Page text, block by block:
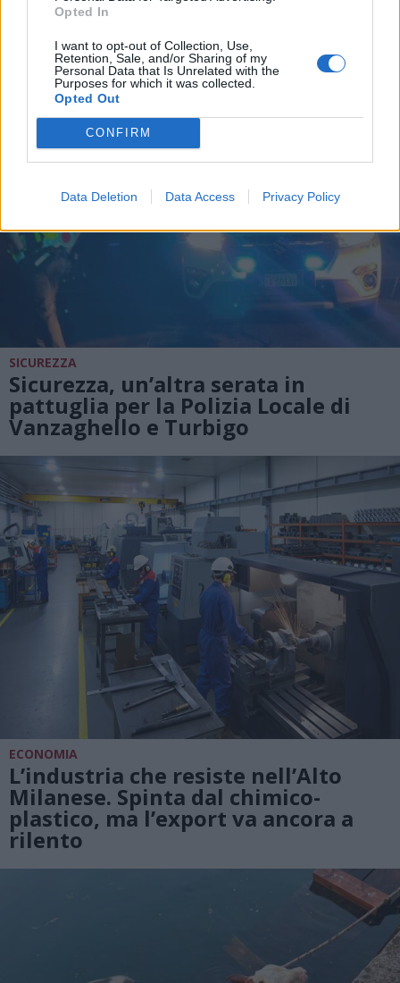
Opted In
I want to opt-out of Collection, Use,
Retention, Sale, and/or Sharing of my
Personal Data that Is Unrelated with the
Purposes for which it was collected.
Opted Out
CONFIRM
Data Deletion Data Access Privacy Policy
DALLA HOME
SICUREZZA
Sicurezza, un’altra serata in
pattuglia per la Polizia Locale di
Vanzaghello e Turbigo
ECONOMIA
L’industria che resiste nell’Alto
Milanese. Spinta dal chimico-
plastico, ma l’export va ancora a
rilento